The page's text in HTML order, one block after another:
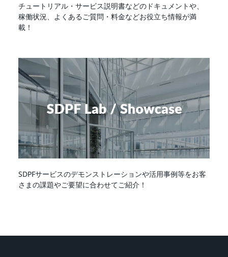
チュートリアル・サービス説明書などのドキュメントや、
稼働状況、よくあるご質問・料金などお役立ち情報が満
載！
SDPFサービスのデモンストレーションや活用事例等をお客
さまの課題やご要望に合わせてご紹介！